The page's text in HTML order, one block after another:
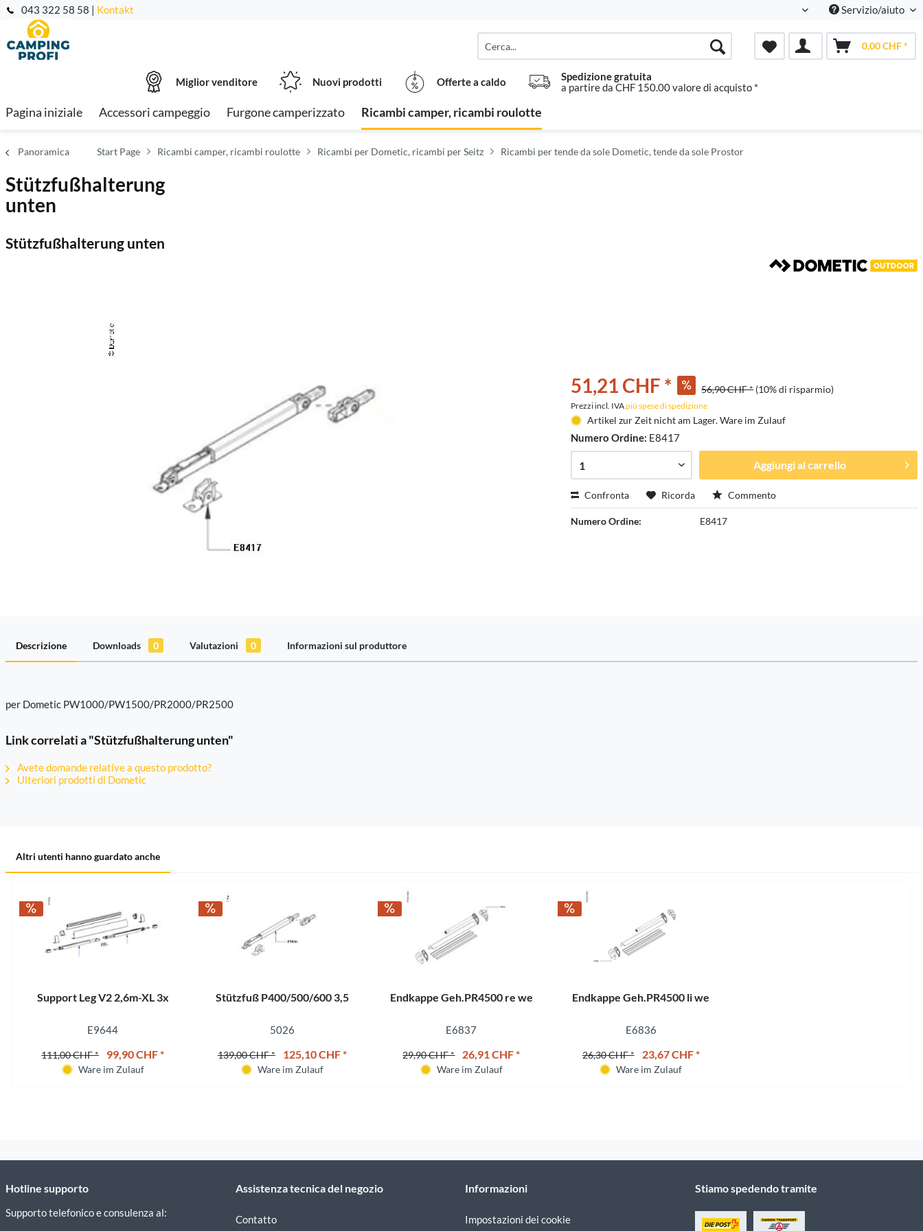
043 322 58 58 | Kontakt ItalienischServizio/aiuto
0,00 CHF *
Miglior venditore Nuovi prodotti Offerte a caldo
Spedizione gratuita
a partire da CHF 150.00 valore di acquisto *
Pagina iniziale Accessori campeggio Furgone camperizzato Ricambi camper, ricambi roulotte
Panoramica Start Page Ricambi camper, ricambi roulotte Ricambi per Dometic, ricambi per Seitz Ricambi per tende da sole Dometic, tende da sole Prostor
Stützfußhalterung
unten
Stützfußhalterung unten
51,21 CHF * 56,90 CHF * (10% di risparmio)
Prezzi incl. IVApiù spese di spedizione
Artikel zur Zeit nicht am Lager. Ware im Zulauf
Numero Ordine: E8417
Aggiungi al carrello
Confronta Ricorda Commento
Numero Ordine: E8417
Descrizione Downloads 0 Valutazioni 0 Informazioni sul produttore
per Dometic PW1000/PW1500/PR2000/PR2500
Link correlati a "Stützfußhalterung unten"
Avete domande relative a questo prodotto?
Ulteriori prodotti di Dometic
Altri utenti hanno guardato anche
Support Leg V2 2,6m-XL 3x
E9644
111,00 CHF * 99,90 CHF *
Ware im Zulauf
Stützfuß P400/500/600 3,5
5026
139,00 CHF * 125,10 CHF *
Ware im Zulauf
Endkappe Geh.PR4500 re we
E6837
29,90 CHF * 26,91 CHF *
Ware im Zulauf
Endkappe Geh.PR4500 li we
E6836
26,30 CHF * 23,67 CHF *
Ware im Zulauf
Hotline supporto
Supporto telefonico e consulenza al:
Assistenza tecnica del negozio
Contatto
Informazioni
Impostazioni dei cookie
Stiamo spedendo tramite